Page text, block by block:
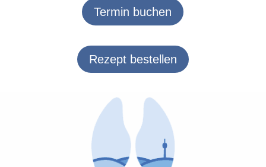
Termin buchen
Rezept bestellen